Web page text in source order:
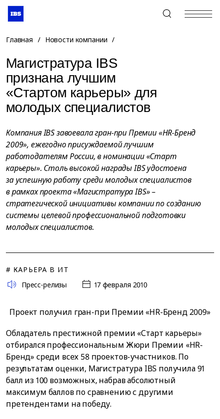
+7 (495) 967-80-80
Главная / Новости компании /
Магистратура IBS
признана лучшим
«Стартом карьеры» для
молодых специалистов
Компания IBS завоевала гран-при Премии «HR-Бренд
2009», ежегодно присуждаемой лучшим
работодателям России, в номинации «Старт
карьеры». Столь высокой награды IBS удостоена
за успешную работу среди молодых специалистов
в рамках проекта «Магистратура IBS» –
стратегической инициативы компании по созданию
системы целевой профессиональной подготовки
молодых специалистов.
# КАРЬЕРА В ИТ
Пресс-релизы
17 февраля 2010
Проект получил гран-при Премии «HR-Бренд 2009»
Обладатель престижной премии «Старт карьеры»
отбирался профессиональным Жюри Премии «HR-
Бренд» среди всех 58 проектов-участников. По
результатам оценки, Магистратура IBS получила 91
балл из 100 возможных, набрав абсолютный
максимум баллов по сравнению с другими
претендентами на победу.